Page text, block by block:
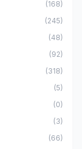
(168)
(245)
(48)
(92)
(318)
(5)
(0)
(3)
(66)